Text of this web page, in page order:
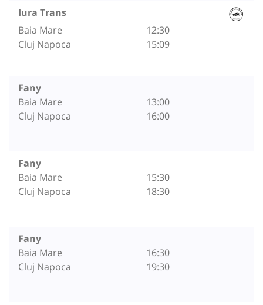
Iura Trans
Baia Mare
Cluj Napoca
12:30
15:09
Fany
Baia Mare
Cluj Napoca
13:00
16:00
Fany
Baia Mare
Cluj Napoca
15:30
18:30
Fany
Baia Mare
Cluj Napoca
16:30
19:30